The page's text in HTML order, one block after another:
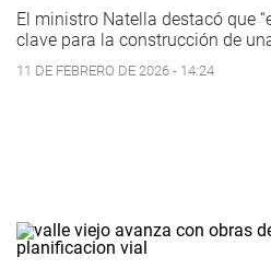
El ministro Natella destacó que
clave para la construcción de
11 DE FEBRERO DE 2026 - 14:24